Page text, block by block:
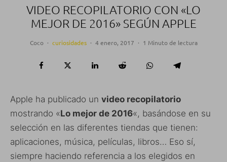
VIDEO RECOPILATORIO CON «LO
MEJOR DE 2016» SEGÚN APPLE
Coco · curiosidades · 4 enero, 2017 · 1 Minuto de lectura
Apple ha publicado un video recopilatorio
mostrando «Lo mejor de 2016«, basándose en su
selección en las diferentes tiendas que tienen:
aplicaciones, música, películas, libros… Eso sí,
siempre haciendo referencia a los elegidos en